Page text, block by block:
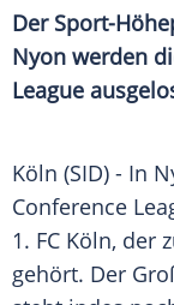
Der Sport-
Nyon werden
League
Köln (SID) - In
Conference
1. FC Köln, der
gehört. Der